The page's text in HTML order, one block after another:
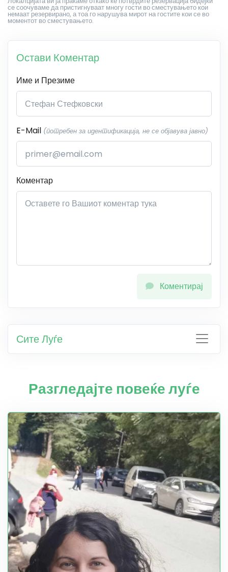
се соочуваме да пристигнуваат многу гости во сместувањето кои
немаат резервирано, а тоа го нарушува мирот на гостите кои се во
моментот во сместувањето.
Остави Коментар
Име и Презиме
E-Mail (потребен за идентификација, не се објавува јавно)
Коментар
Коментирај
Сите Луѓе
Разгледајте повеќе луѓе